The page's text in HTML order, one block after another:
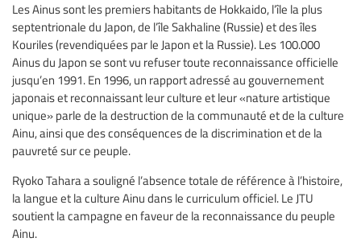
Les Ainus sont les premiers habitants de Hokkaido, l’île la plus
septentrionale du Japon, de l’île Sakhaline (Russie) et des îles
Kouriles (revendiquées par le Japon et la Russie). Les 100.000
Ainus du Japon se sont vu refuser toute reconnaissance officielle
jusqu’en 1991. En 1996, un rapport adressé au gouvernement
japonais et reconnaissant leur culture et leur «nature artistique
unique» parle de la destruction de la communauté et de la culture
Ainu, ainsi que des conséquences de la discrimination et de la
pauvreté sur ce peuple.
Ryoko Tahara a souligné l’absence totale de référence à l’histoire,
la langue et la culture Ainu dans le curriculum officiel. Le JTU
soutient la campagne en faveur de la reconnaissance du peuple
Ainu.